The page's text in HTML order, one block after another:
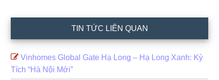
TIN TỨC LIÊN QUAN
Vinhomes Global Gate Hạ Long – Hạ Long Xanh: Kỳ
Tích “Hà Nội Mới”